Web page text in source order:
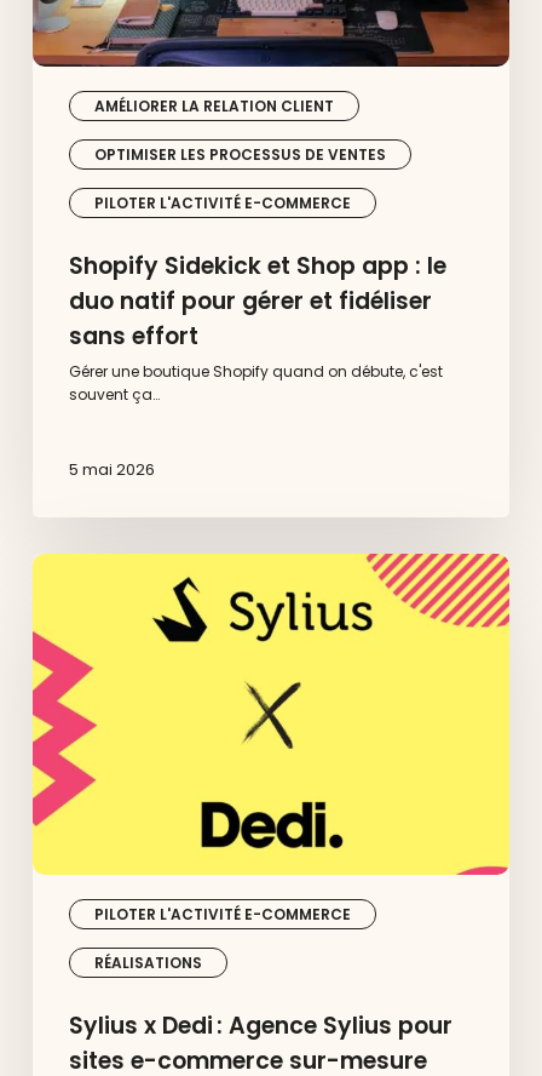
AMÉLIORER LA RELATION CLIENT
OPTIMISER LES PROCESSUS DE VENTES
PILOTER L'ACTIVITÉ E-COMMERCE
et
fidéliser
sans
Shopify Sidekick et Shop app : le
duo natif pour gérer et fidéliser
sans effort
Gérer une boutique Shopify quand on débute, c'est
souvent ça…
5 mai 2026
PILOTER L'ACTIVITÉ E-COMMERCE
RÉALISATIONS
Sylius
Agence
Sylius
pour
sites
e-
commerce
sur-
mesure
Sylius x Dedi : Agence Sylius pour
sites e-commerce sur-mesure